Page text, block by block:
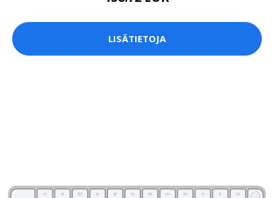
LISÄTIETOJA